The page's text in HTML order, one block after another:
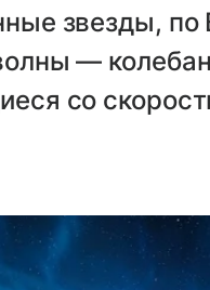
звезды, по
—
со